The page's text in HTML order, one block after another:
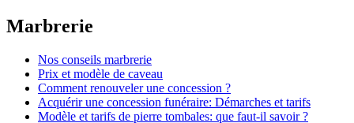
Marbrerie
Nos conseils marbrerie
Prix et modèle de caveau
Comment renouveler une concession ?
Acquérir une concession funéraire: Démarches et tarifs
Modèle et tarifs de pierre tombales: que faut-il savoir ?